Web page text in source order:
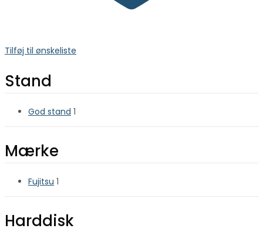
Tilføj til ønskeliste
Stand
God stand 1
Mærke
Fujitsu 1
Harddisk